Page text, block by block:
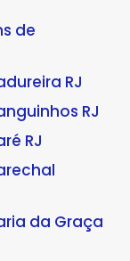
de
RJ
RJ
RJ
da Graça